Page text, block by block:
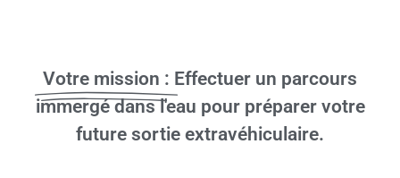
Votre mission : Effectuer un parcours
immergé dans l'eau pour préparer votre
future sortie extravéhiculaire.